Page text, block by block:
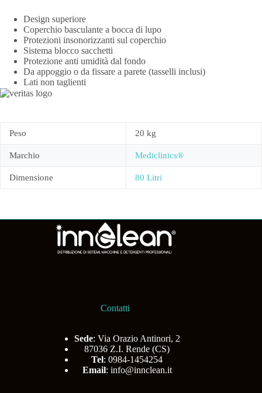
Design superiore
Coperchio basculante a bocca di lupo
Protezioni insonorizzanti sul coperchio
Sistema blocco sacchetti
Protezione anti umidità dal fondo
Da appoggio o da fissare a parete (tasselli inclusi)
Lati non taglienti
Peso 20 kg
Marchio Mediclinics®
Dimensione 80 Litri
Contatti
Sede: Via Orazio Antinori, 2
87036 Z.I. Rende (CS)
Tel: 0984-1454254
Email: info@innclean.it